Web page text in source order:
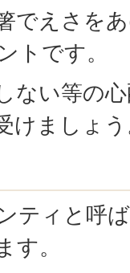
でえさを
トです。
ない等の
けましょ
ティと呼
す。